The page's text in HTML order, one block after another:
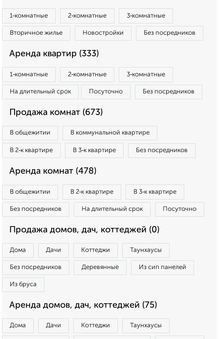
1‑комнатные 2‑комнатные 3‑комнатные
Вторичное жилье Новостройки Без посредников
Аренда квартир (333)
1‑комнатные 2‑комнатные 3‑комнатные
На длительный срок Посуточно Без посредников
Продажа комнат (673)
В общежитии В коммунальной квартире
В 2‑к квартире В 3‑к квартире Без посредников
Аренда комнат (478)
В общежитии В 2‑к квартире В 3‑к квартире
Без посредников На длительный срок Посуточно
Продажа домов, дач, коттеджей (0)
Дома Дачи Коттеджи Таунхаусы
Без посредников Деревянные Из сип панелей
Из бруса
Аренда домов, дач, коттеджей (75)
Дома Дачи Коттеджи Таунхаусы